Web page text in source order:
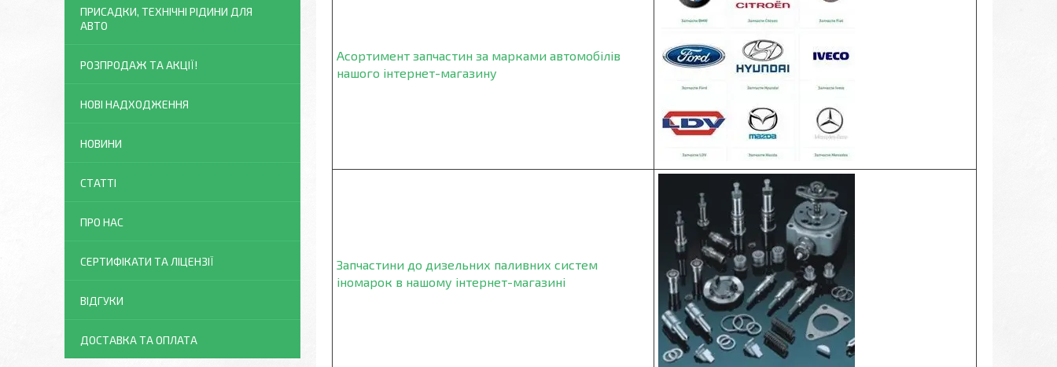
Асортимент запчастин за марками автомобілів
нашого інтернет-магазину
Запчастини до дизельних паливних систем
іномарок в нашому інтернет-магазині
ПРИСАДКИ, ТЕХНІЧНІ РІДИНИ ДЛЯ
АВТО
РОЗПРОДАЖ ТА АКЦІЇ!
НОВІ НАДХОДЖЕННЯ
НОВИНИ
СТАТТІ
ПРО НАС
СЕРТИФІКАТИ ТА ЛІЦЕНЗІЇ
ВІДГУКИ
ДОСТАВКА ТА ОПЛАТА